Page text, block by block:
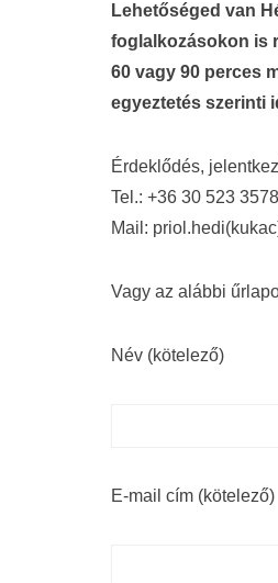
Lehetőséged van
foglalkozásokon is
60 vagy 90 perces
egyeztetés szerinti
Érdeklődés,
Tel.: +36 30 523 3578
Mail:
Vagy az alábbi
Név (kötelező)
E-mail cím (kötelező)